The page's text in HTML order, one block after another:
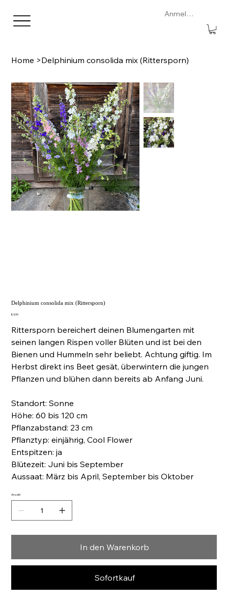
Anmelden
Home >Delphinium consolida mix (Rittersporn)
Delphinium consolida mix (Rittersporn)
Preis
€ 3,90
Rittersporn bereichert deinen Blumengarten mit
seinen langen Rispen voller Blüten und ist bei den
Bienen und Hummeln sehr beliebt. Achtung giftig. Im
Herbst direkt ins Beet gesät, überwintern die jungen
Pflanzen und blühen dann bereits ab Anfang Juni.
Standort: Sonne
Höhe: 60 bis 120 cm
Pflanzabstand: 23 cm
Pflanztyp: einjährig, Cool Flower
Entspitzen: ja
Blütezeit: Juni bis September
Aussaat: März bis April, September bis Oktober
Anzahl
In den Warenkorb
Sofortkauf